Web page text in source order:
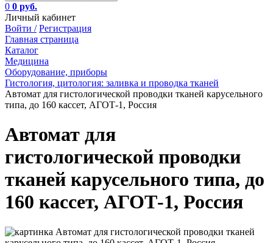
0 0 руб.
Личный кабинет
Войти / Регистрация
Главная страница
Каталог
Медицина
Оборудование, приборы
Гистология, цитология: заливка и проводка тканей
Автомат для гистологической проводки тканей карусельного
типа, до 160 кассет, АГОТ-1, Россия
Автомат для
гистологической проводки
тканей карусельного типа, до
160 кассет, АГОТ-1, Россия